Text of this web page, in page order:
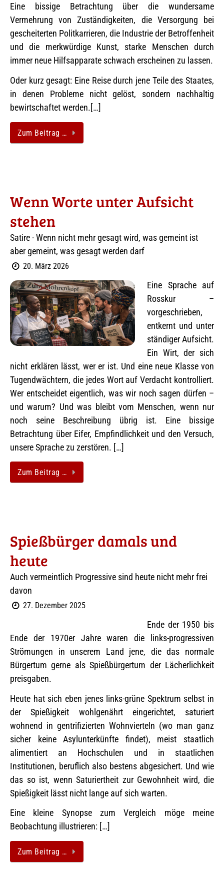
Eine bissige Betrachtung über die wundersame
Vermehrung von Zuständigkeiten, die Versorgung bei
gescheiterten Politkarrieren, die Industrie der Betroffenheit
und die merkwürdige Kunst, starke Menschen durch
immer neue Hilfsapparate schwach erscheinen zu lassen.
Oder kurz gesagt: Eine Reise durch jene Teile des Staates,
in denen Probleme nicht gelöst, sondern nachhaltig
bewirtschaftet werden.[…]
Zum Beitrag …
Wenn Worte unter Aufsicht
stehen
Satire - Wenn nicht mehr gesagt wird, was gemeint ist
aber gemeint, was gesagt werden darf
20. März 2026
Eine Sprache auf
Rosskur –
vorgeschrieben,
entkernt und unter
ständiger Aufsicht.
Ein Wirt, der sich
nicht erklären lässt, wer er ist. Und eine neue Klasse von
Tugendwächtern, die jedes Wort auf Verdacht kontrolliert.
Wer entscheidet eigentlich, was wir noch sagen dürfen –
und warum? Und was bleibt vom Menschen, wenn nur
noch seine Beschreibung übrig ist. Eine bissige
Betrachtung über Eifer, Empfindlichkeit und den Versuch,
unsere Sprache zu zerstören. […]
Zum Beitrag …
Spießbürger damals und
heute
Auch vermeintlich Progressive sind heute nicht mehr frei
davon
27. Dezember 2025
Ende der 1950 bis
Ende der 1970er Jahre waren die links-progressiven
Strömungen in unserem Land jene, die das normale
Bürgertum gerne als Spießbürgertum der Lächerlichkeit
preisgaben.
Heute hat sich eben jenes links-grüne Spektrum selbst in
der Spießigkeit wohlgenährt eingerichtet, saturiert
wohnend in gentrifizierten Wohnvierteln (wo man ganz
sicher keine Asylunterkünfte findet), meist staatlich
alimentiert an Hochschulen und in staatlichen
Institutionen, beruflich also bestens abgesichert. Und wie
das so ist, wenn Saturiertheit zur Gewohnheit wird, die
Spießigkeit lässt nicht lange auf sich warten.
Eine kleine Synopse zum Vergleich möge meine
Beobachtung illustrieren: […]
Zum Beitrag …